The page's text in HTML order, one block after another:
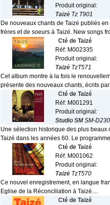
Produit original:
Taizé Tz T901
De nouveaux chants de Taizé publiés
frères et de soeurs à Taizé. New songs
Cté de Taizé
Réf: M002335
Produit original:
Taizé TzT571
Cet album montre à la fois le
présente des nouveaux chants, écrits
Cté de Taizé
Réf: M001291
Produit original:
Studio SM SM-
Une sélection historique des plus
Taizé dans les années 60. Le
Cté de Taizé
Réf: M001062
Produit original:
Taizé TzT570
Ce nouvel enregistrement, en langue
Eglise de la Réconciliation à Taizé....
Cté de Taizé